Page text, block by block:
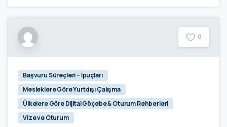
0
Başvuru Süreçleri – İpuçları
Mesleklere Göre Yurtdışı Çalışma
Ülkelere Göre Dijital Göçebe & Oturum Rehberleri
Vize ve Oturum